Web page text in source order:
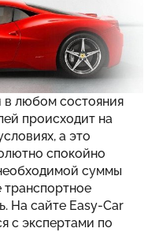
любом состояния
происходит на
а это
спокойно
суммы
транспортное
На сайте Easy-Car
с экспертами по